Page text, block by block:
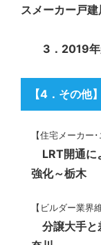
スメーカー戸
3． 2019
【4．その他】
【住宅メーカー
LRT開通に
強化～栃木
【ビルダー業界
分譲大手と